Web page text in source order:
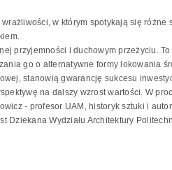
w którym spotykają się
przyjemności i duchowym przeżyciu.
go o alternatywne formy lokowania
stanowią gwarancję sukcesu
na dalszy wzrost wartości. W
- profesor UAM, historyk sztuki i
Wydziału Architektury